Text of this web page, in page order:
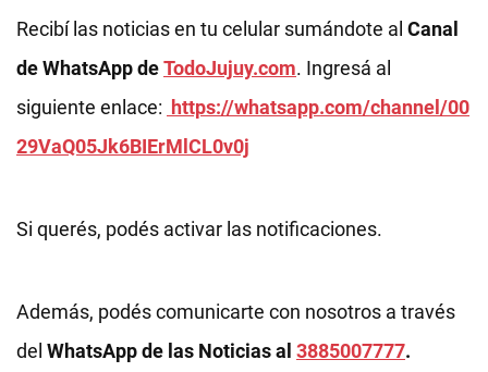
Recibí las noticias en tu celular sumándote al Canal
de WhatsApp deTodoJujuy.com. Ingresá al
siguiente enlace: https://whatsapp.com/channel/00
29VaQ05Jk6BIErMlCL0v0j
Si querés, podés activar las notificaciones.
Además, podés comunicarte con nosotros a través
del WhatsApp de las Noticias al 3885007777.